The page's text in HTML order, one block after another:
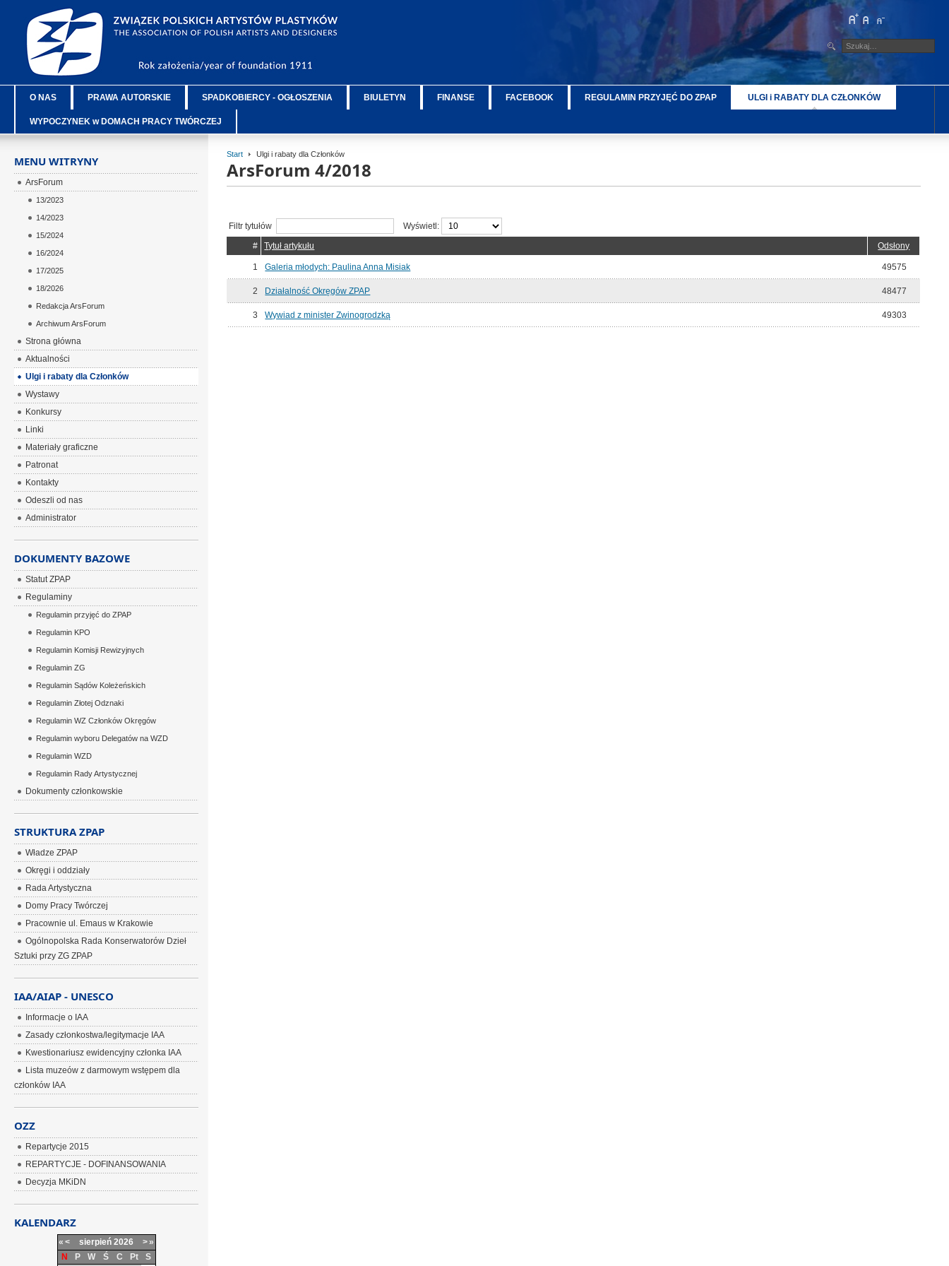
O NAS PRAWA AUTORSKIE SPADKOBIERCY - OGŁOSZENIA BIULETYN FINANSE FACEBOOK REGULAMIN PRZYJĘĆ DO ZPAP ULGI i RABATY DLA CZŁONKÓW
WYPOCZYNEK w DOMACH PRACY TWÓRCZEJ
Start Ulgi i rabaty dla Członków
ArsForum 4/2018
Filtr tytułów
Wyświetl:
#
Tytuł artykułu Odsłony
1 Galeria młodych: Paulina Anna Misiak 49575
2 Działalność Okręgów ZPAP 48477
3 Wywiad z minister Zwinogrodzką 49303
MENU WITRYNY
ArsForum
13/2023
14/2023
15/2024
16/2024
17/2025
18/2026
Redakcja ArsForum
Archiwum ArsForum
Strona główna
Aktualności
Ulgi i rabaty dla Członków
Wystawy
Konkursy
Linki
Materiały graficzne
Patronat
Kontakty
Odeszli od nas
Administrator
DOKUMENTY BAZOWE
Statut ZPAP
Regulaminy
Regulamin przyjęć do ZPAP
Regulamin KPO
Regulamin Komisji Rewizyjnych
Regulamin ZG
Regulamin Sądów Koleżeńskich
Regulamin Złotej Odznaki
Regulamin WZ Członków Okręgów
Regulamin wyboru Delegatów na WZD
Regulamin WZD
Regulamin Rady Artystycznej
Dokumenty członkowskie
STRUKTURA ZPAP
Władze ZPAP
Okręgi i oddziały
Rada Artystyczna
Domy Pracy Twórczej
Pracownie ul. Emaus w Krakowie
Ogólnopolska Rada Konserwatorów Dzieł
Sztuki przy ZG ZPAP
IAA/AIAP - UNESCO
Informacje o IAA
Zasady członkostwa/legitymacje IAA
Kwestionariusz ewidencyjny członka IAA
Lista muzeów z darmowym wstępem dla
członków IAA
OZZ
Repartycje 2015
REPARTYCJE - DOFINANSOWANIA
Decyzja MKiDN
KALENDARZ
« < sierpień 2026 >»
N
P W Ś C Pt
S